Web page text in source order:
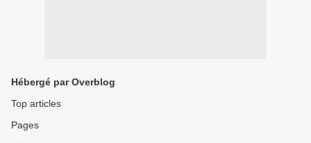
Hébergé par Overblog
Top articles
Pages